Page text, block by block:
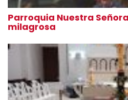
Parroquia Nuestra
milagrosa